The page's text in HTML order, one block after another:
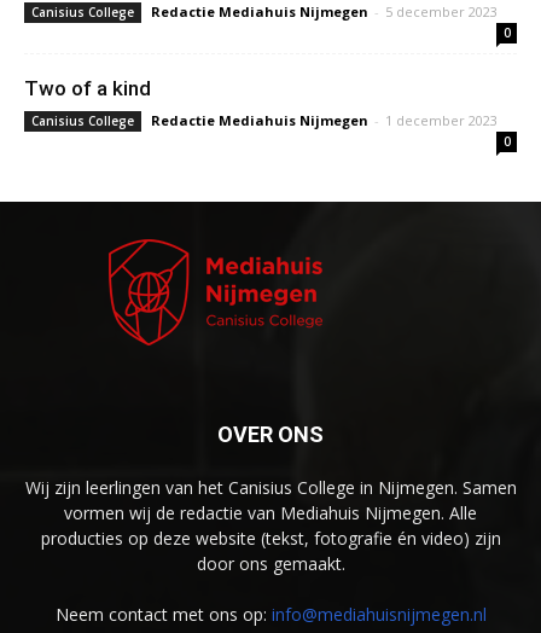
Canisius College Redactie Mediahuis Nijmegen - 5 december 2023
0
Two of a kind
Canisius College Redactie Mediahuis Nijmegen - 1 december 2023
0
OVER ONS
Wij zijn leerlingen van het Canisius College in Nijmegen. Samen
vormen wij de redactie van Mediahuis Nijmegen. Alle
producties op deze website (tekst, fotografie én video) zijn
door ons gemaakt.
Neem contact met ons op: info@mediahuisnijmegen.nl